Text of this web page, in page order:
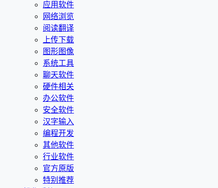
应用软件
网络浏览
阅读翻译
上传下载
图形图像
系统工具
聊天软件
硬件相关
办公软件
安全软件
汉字输入
编程开发
其他软件
行业软件
官方原版
特别推荐